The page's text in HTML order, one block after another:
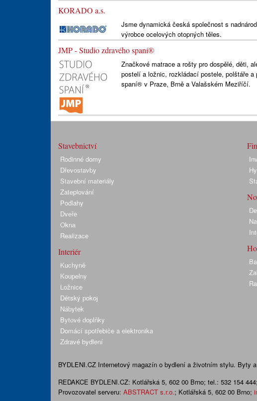
KORADO a.s.
Jsme dynamická česká společnost s
výrobce ocelových otopných těles.
JMP - Studio zdravého spaní®
Značkové matrace a rošty pro dospělé, děti,
postelí a ložnic, rozkládací postele, polštáře
spaní® v Praze, Brně a Valašském Meziříčí.
Stavebnictví
Rodinné domy
Dřevostavby
Stavební materiály
Zateplování
Podlahy
Dveře
Okna
Realizace
Interiér
Kuchyně
Koupelny
Ložnice
Dětský pokoj
Nábytek
Bytové doplňky
Domácí spotřebiče a elektronika
Zdravé bydlení
BYDLENI.CZ Internetový magazín o bydlení a životním stylu. Byty
REDAKCE BYDLENI.CZ: Kotlářská 5, 602 00 Brno; tel.: 532 154 444;
Provozovatel serveru: ABSTRACT s.r.o.; Kotlářská 5, 602 00 Brno;